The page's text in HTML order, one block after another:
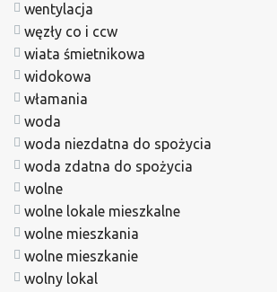
wentylacja
węzły co i ccw
wiata śmietnikowa
widokowa
włamania
woda
woda niezdatna do spożycia
woda zdatna do spożycia
wolne
wolne lokale mieszkalne
wolne mieszkania
wolne mieszkanie
wolny lokal